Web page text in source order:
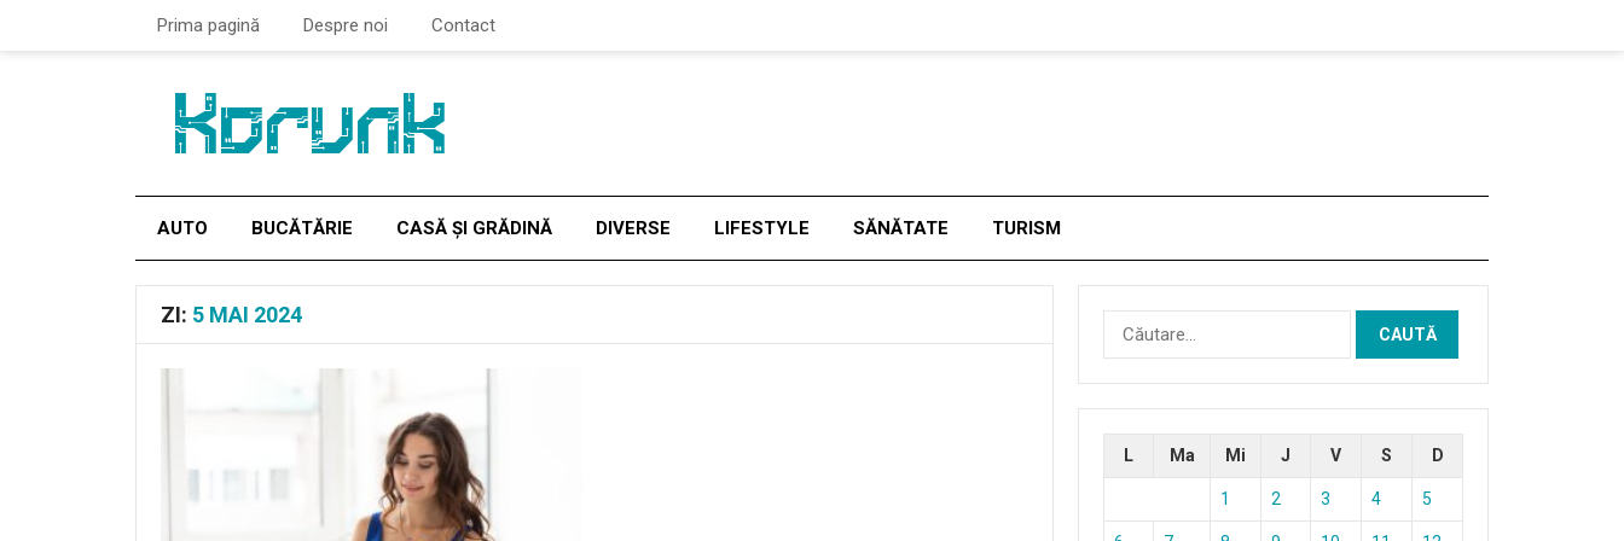
Prima pagină Despre noi Contact
AUTO BUCĂTĂRIE CASĂ ȘI GRĂDINĂ DIVERSE LIFESTYLE SĂNĂTATE TURISM
ZI: 5 MAI 2024
Caută
după:
L Ma Mi J V S D
1 2 3 4 5